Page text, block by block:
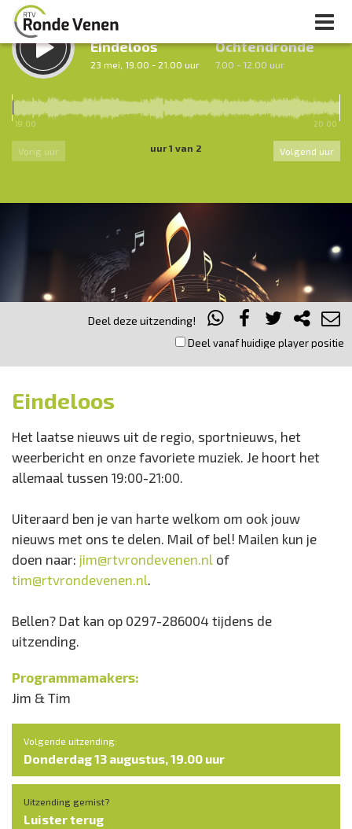
LUISTER TERUG:
Eindeloos
23 mei, 19.00 - 21.00 uur
Ochtendronde
7.00 - 12.00 uur
19.00 20.00
Vorig uur uur 1 van 2 Volgend uur
Deel deze uitzending!
Deel vanaf huidige player positie
Eindeloos
Het laatse nieuws uit de regio, sportnieuws, het
weerbericht en onze favoriete muziek. Je hoort het
allemaal tussen 19:00-21:00.
Uiteraard ben je van harte welkom om ook jouw
nieuws met ons te delen. Mail of bel! Mailen kun je
doen naar: jim@rtvrondevenen.nl of
tim@rtvrondevenen.nl
Bellen? Dat kan op 0297-286004 tijdens de
uitzending.
Programmamakers:
Jim & Tim
Volgende uitzending:
Donderdag 13 augustus, 19.00 uur
Uitzending gemist?
Luister terug